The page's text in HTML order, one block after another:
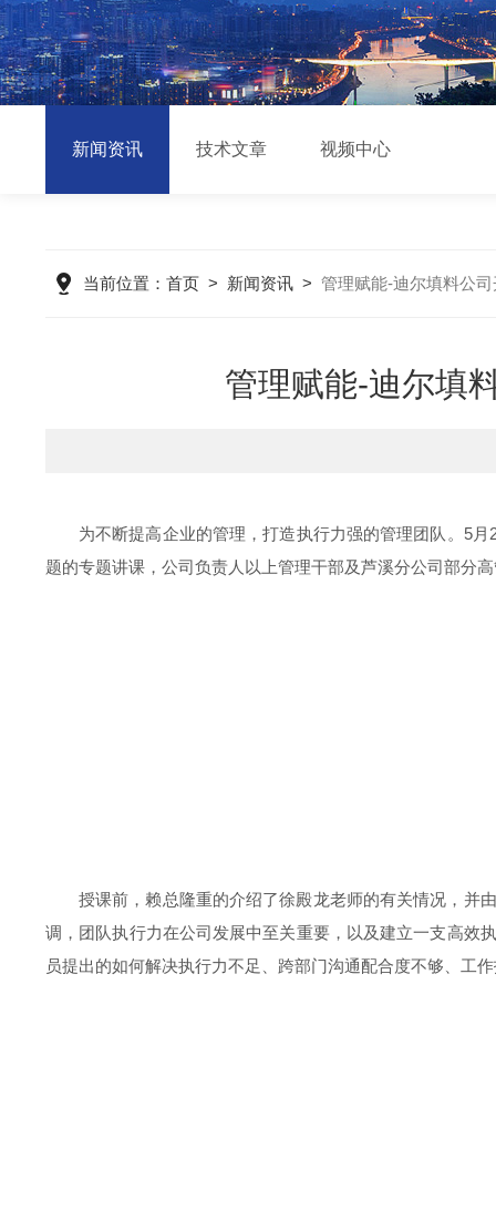
新闻资讯 技术文章 视频中心
当前位置： 首页> 新闻资讯> 管理赋能-迪尔填料公
管理赋能-迪尔填
为不断提高企业的管理，打造执行力强的管理团队。5
题的专题讲课，公司负责人以上管理干部及芦溪分公司部分
授课前，赖总隆重的介绍了徐殿龙老师的有关情况，并
调，团队执行力在公司发展中至关重要，以及建立一支高效
员提出的如何解决执行力不足、跨部门沟通配合度不够、工